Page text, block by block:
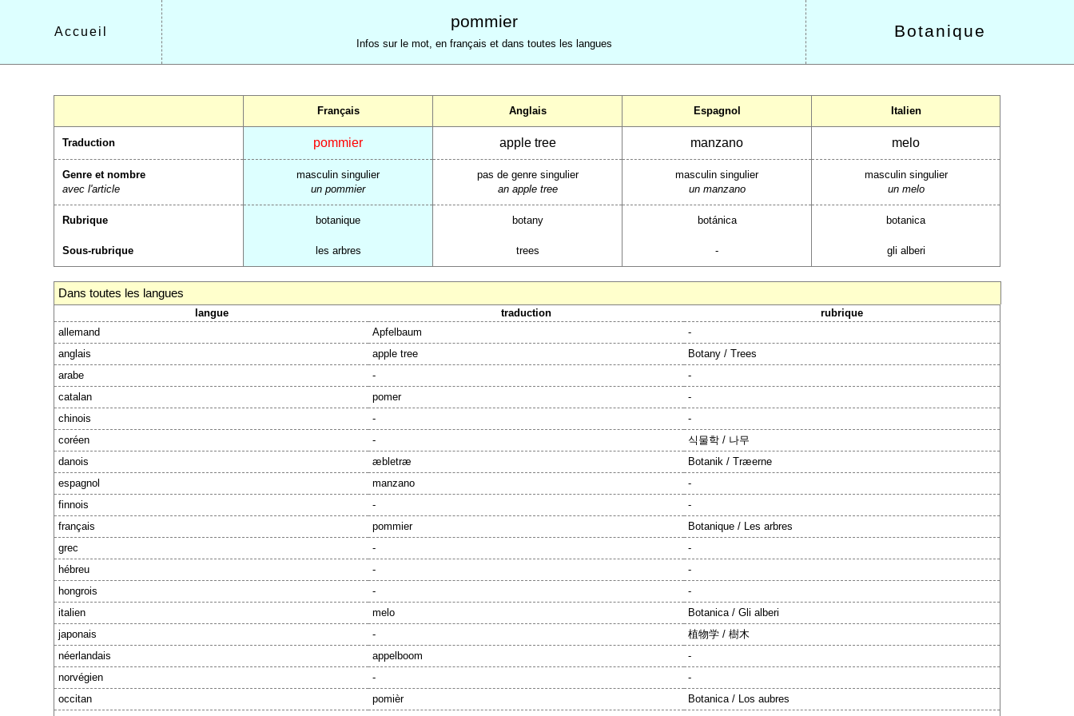
Accueil
pommier
Infos sur le mot, en français et dans toutes les langues
Botanique
Français Anglais Espagnol Italien
Traduction pommier apple tree manzano melo
Genre et nombre
avec l'article
masculin singulier
un pommier
pas de genre singulier
an apple tree
masculin singulier
un manzano
masculin singulier
un melo
Rubrique botanique botany botánica botanica
Sous-rubrique les arbres trees - gli alberi
Dans toutes les langues
langue traduction
rubrique
allemand
Apfelbaum
-
anglais
apple tree
Botany / Trees
arabe
-
-
catalan
pomer
-
chinois
-
-
coréen
-
식물학 / 나무
danois
æbletræ
Botanik / Træerne
espagnol
manzano
-
finnois
-
-
français
pommier
Botanique / Les arbres
grec
-
-
hébreu
-
-
hongrois
-
-
italien
melo
Botanica / Gli alberi
japonais
-
植物学 / 樹木
néerlandais
appelboom
-
norvégien
-
-
occitan
pomièr
Botanica / Los aubres